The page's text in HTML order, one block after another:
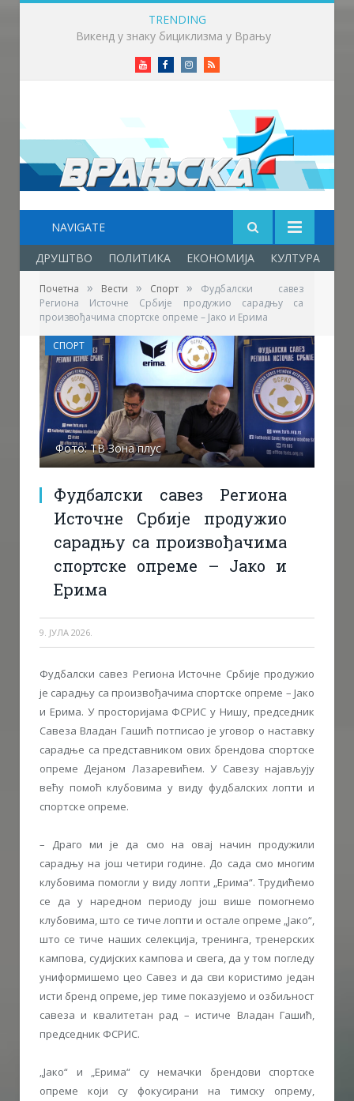
TRENDING
YoutubeFacebookInstagram
RSS
NAVIGATE
ДРУШТВО ПОЛИТИКА ЕКОНОМИЈА КУЛТУРА
Почетна » Вести » Спорт »
Фудбалски савез
Региона Источне Србије продужио сарадњу са
произвођачима спортске опреме – Јако и Ерима
Фото: ТВ Зона плус
Фудбалски савез Региона
Источне Србије продужио
сарадњу са произвођачима
спортске опреме – Јако и
Ерима
9. ЈУЛА 2026.
СПОРТ
Фудбалски савез Региона Источне Србије продужио
је сарадњу са произвођачима спортске опреме – Јако
и Ерима. У просторијама ФСРИС у Нишу, председник
Савеза Владан Гашић потписао је уговор о наставку
сарадње са представником ових брендова спортске
опреме Дејаном Лазаревићем. У Савезу најављују
већу помоћ клубовима у виду фудбалских лопти и
спортске опреме.
– Драго ми је да смо на овај начин продужили
сарадњу на још четири године. До сада смо многим
клубовима помогли у виду лопти „Ерима“. Трудићемо
се да у наредном периоду још више помогнемо
клубовима, што се тиче лопти и остале опреме „Јако“,
што се тиче наших селекција, тренинга, тренерских
кампова, судијских кампова и свега, да у том погледу
униформишемо цео Савез и да сви користимо један
исти бренд опреме, јер тиме показујемо и озбиљност
савеза и квалитетан рад – истиче Владан Гашић,
председник ФСРИС.
„Јако“ и „Ерима“ су немачки брендови спортске
опреме који су фокусирани на тимску опрему,